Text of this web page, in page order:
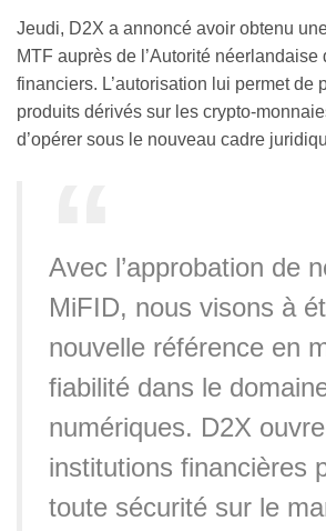
Jeudi, D2X a annoncé avoir obtenu
MTF auprès de l’Autorité néerlandaise
financiers. L’autorisation lui permet de
produits dérivés sur les crypto-
d’opérer sous le nouveau cadre
Avec l’approbation de
MiFID, nous visons à
nouvelle référence en
fiabilité dans le
numériques. D2X
institutions financières
toute sécurité sur le